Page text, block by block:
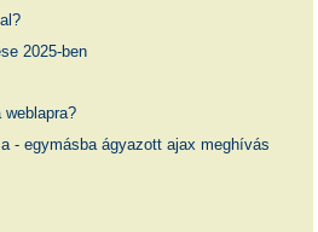
2025-ben
- egymásba ágyazott ajax meghívás